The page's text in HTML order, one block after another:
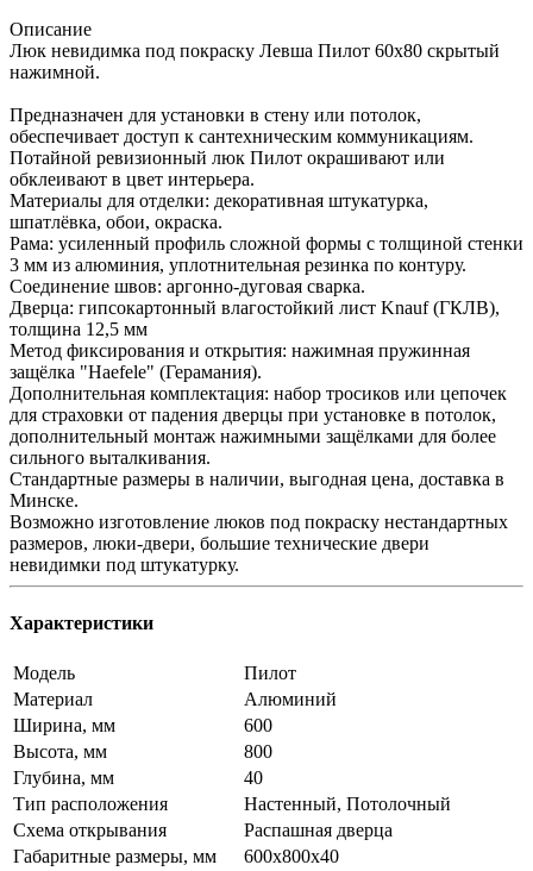
Описание
Люк невидимка под покраску Левша Пилот 60х80 скрытый
нажимной.
Предназначен для установки в стену или потолок,
обеспечивает доступ к сантехническим коммуникациям.
Потайной ревизионный люк Пилот окрашивают или
обклеивают в цвет интерьера.
Материалы для отделки: декоративная штукатурка,
шпатлёвка, обои, окраска.
Рама: усиленный профиль сложной формы с толщиной стенки
3 мм из алюминия, уплотнительная резинка по контуру.
Соединение швов: аргонно-дуговая сварка.
Дверца: гипсокартонный влагостойкий лист Knauf (ГКЛВ),
толщина 12,5 мм
Метод фиксирования и открытия: нажимная пружинная
защёлка "Haefele" (Герамания).
Дополнительная комплектация: набор тросиков или цепочек
для страховки от падения дверцы при установке в потолок,
дополнительный монтаж нажимными защёлками для более
сильного выталкивания.
Стандартные размеры в наличии, выгодная цена, доставка в
Минске.
Возможно изготовление люков под покраску нестандартных
размеров, люки-двери, большие технические двери
невидимки под штукатурку.
Характеристики
Модель
Пилот
Материал
Алюминий
Ширина, мм
600
Высота, мм
800
Глубина, мм
40
Тип расположения
Настенный, Потолочный
Схема открывания
Распашная дверца
Габаритные размеры, мм
600x800x40